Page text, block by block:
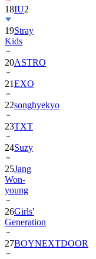
19Stray
Kids
20ASTRO
21EXO
22songhyekyo
23TXT
24Suzy
25Jang
Won-
young
26Girls'
Generation
27BOYNEXTDOOR
28IDID